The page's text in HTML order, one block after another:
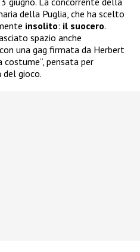
della Puglia, che ha scelto
insolito: il suocero.
spazio anche
una gag firmata da Herbert
pensata per
del gioco.